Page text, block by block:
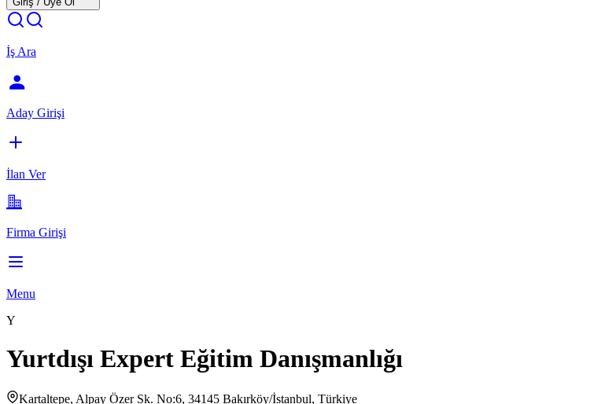
İş Ara
Aday Girişi
İlan Ver
Firma Girişi
Menu
Y
Yurtdışı Expert Eğitim Danışmanlığı
Kartaltepe, Alpay Özer Sk. No:6, 34145 Bakırköy/İstanbul, Türkiye